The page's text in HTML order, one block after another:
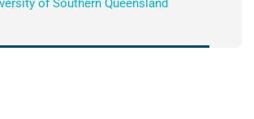
of Southern Queensland